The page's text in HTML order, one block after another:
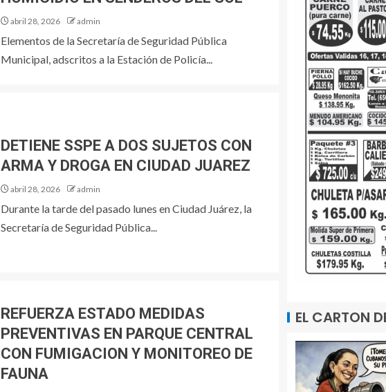
abril 28, 2026 admin
Elementos de la Secretaría de Seguridad Pública
Municipal, adscritos a la Estación de Policía...
DETIENE SSPE A DOS SUJETOS CON
ARMA Y DROGA EN CIUDAD JUAREZ
abril 28, 2026 admin
Durante la tarde del pasado lunes en Ciudad Juárez, la
Secretaría de Seguridad Pública...
REFUERZA ESTADO MEDIDAS
PREVENTIVAS EN PARQUE CENTRAL
CON FUMIGACION Y MONITOREO DE
FAUNA
EL CARTON